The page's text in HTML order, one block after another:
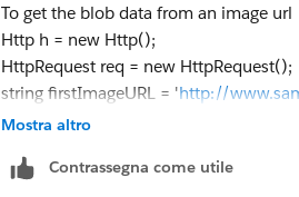
To get the blob data from an image url
Http h = new Http();
HttpRequest req = new HttpRequest();
string firstImageURL = 'http://
firstImageURL =
req.setMethod('GET');
Mostra altro
Contrassegna come utile